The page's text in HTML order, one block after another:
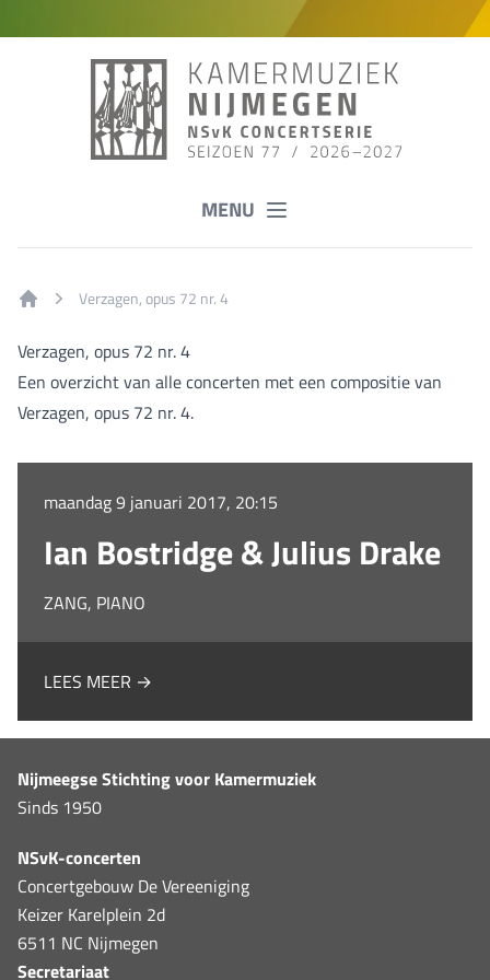
MENU
Verzagen, opus 72 nr. 4
Verzagen, opus 72 nr. 4
Een overzicht van alle concerten met een compositie van
Verzagen, opus 72 nr. 4.
maandag 9 januari 2017, 20:15
Ian Bostridge & Julius Drake
ZANG, PIANO
LEES MEER →
Nijmeegse Stichting voor Kamermuziek
Sinds 1950
NSvK-concerten
Concertgebouw De Vereeniging
Keizer Karelplein 2d
6511 NC Nijmegen
Secretariaat